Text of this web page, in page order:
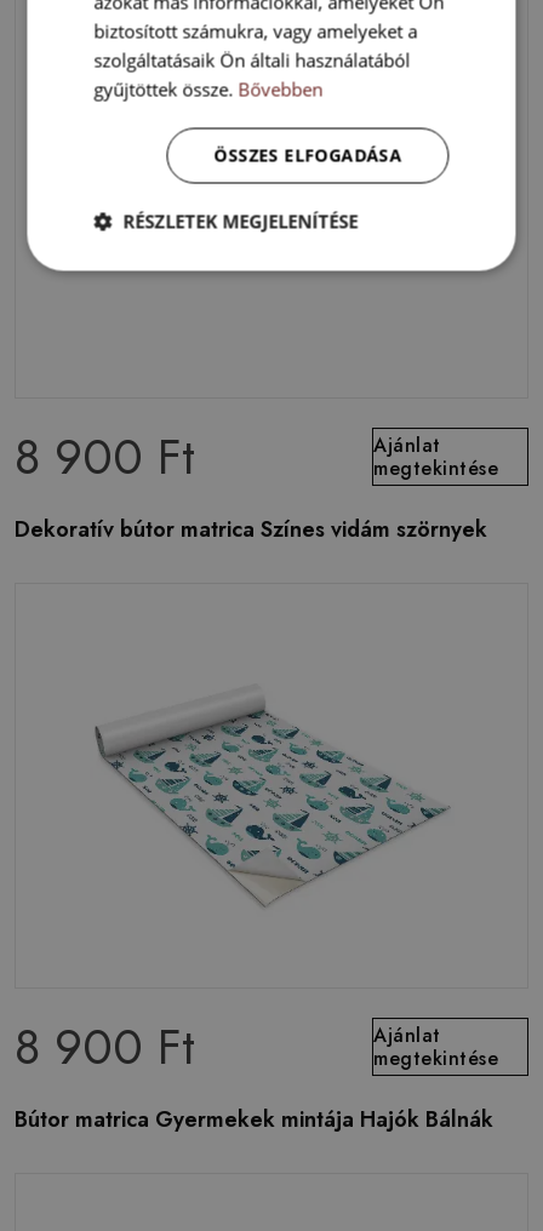
8 900 Ft
Ajánlat
megtekintése
Dekoratív bútor matrica Színes vidám szörnyek
8 900 Ft
Ajánlat
megtekintése
Bútor matrica Gyermekek mintája Hajók Bálnák
biztosított számukra, vagy amelyeket a
szolgáltatásaik Ön általi használatából
gyűjtöttek össze. Bővebben
ÖSSZES ELFOGADÁSA
RÉSZLETEK MEGJELENÍTÉSE